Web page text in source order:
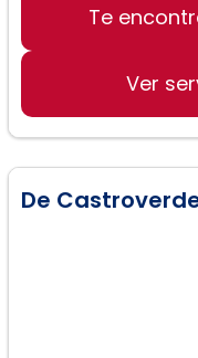
Derecho
Abogados
Te
Ver
De